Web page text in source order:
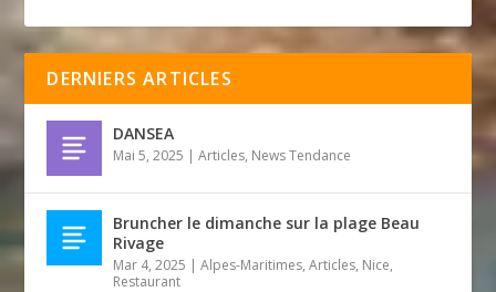
DERNIERS ARTICLES
DANSEA
Mai 5, 2025 |Articles, News Tendance
Bruncher le dimanche sur la plage Beau
Rivage
Mar 4, 2025 |Alpes-Maritimes,Articles, Nice,
Restaurant